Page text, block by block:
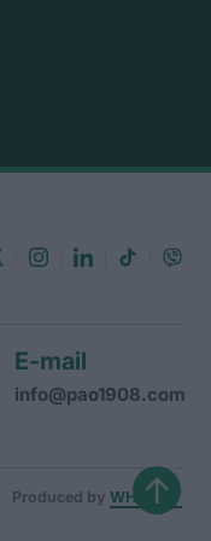
E-mail
info@pao1908.com
Produced by WHISKEY
↑